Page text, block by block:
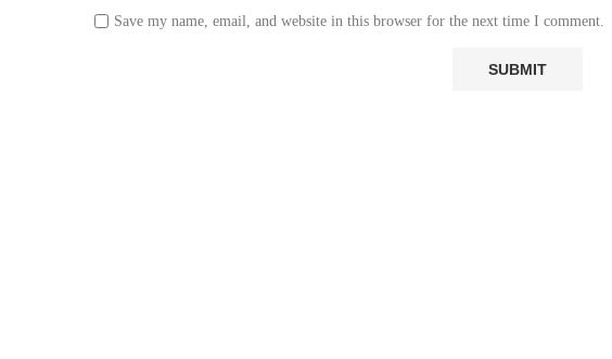
Save my name, email, and website in this browser for the next time I comment.